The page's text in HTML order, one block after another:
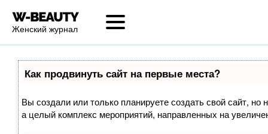
Женский журнал
Как продвинуть сайт на первые места?
Вы создали или только планируете создать свой сайт, но
а целый комплекс мероприятий, направленных на